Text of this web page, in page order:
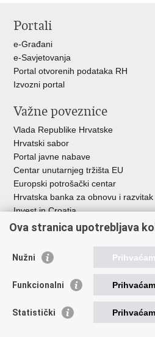
Facebooku
Portali
e-Građani
e-Savjetovanja
Portal otvorenih podataka RH
Izvozni portal
Važne poveznice
Vlada Republike Hrvatske
Hrvatski sabor
Portal javne nabave
Centar unutarnjeg tržišta EU
Europski potrošački centar
Hrvatska banka za obnovu i razvitak
Invest in Croatia
Europska banka za obnovu i razvoj
Središnja agencija za financiranje i
Institucije i javne
Ministarstva
Agencija za ugljikovodike
Ova stranica upotrebljava
Nužni Prihvaćam
Funkcionalni Prihvaćam
Statistički Prihvaćam